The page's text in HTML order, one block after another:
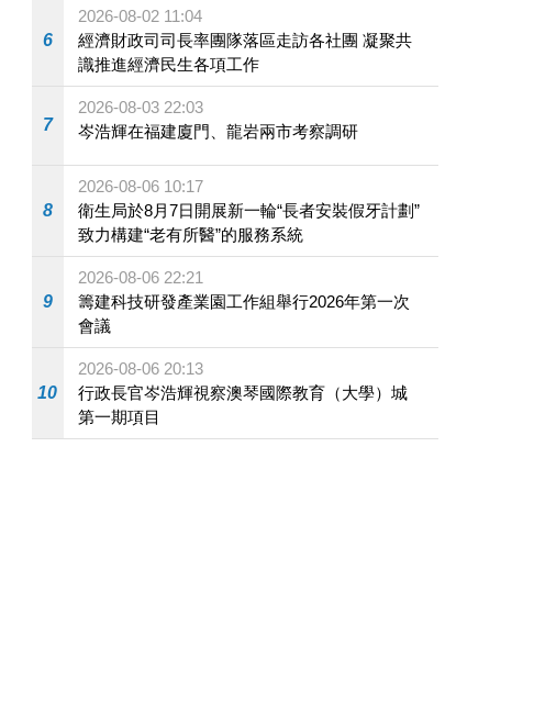
6
2026-08-02 11:04
經濟財政司司長率團隊落區走訪各社團 凝聚共
識推進經濟民生各項工作
7
2026-08-03 22:03
岑浩輝在福建廈門、龍岩兩市考察調研
8
2026-08-06 10:17
衛生局於8月7日開展新一輪“長者安裝假牙計劃”
致力構建“老有所醫”的服務系統
9
2026-08-06 22:21
籌建科技研發產業園工作組舉行2026年第一次
會議
10
2026-08-06 20:13
行政長官岑浩輝視察澳琴國際教育（大學）城
第一期項目